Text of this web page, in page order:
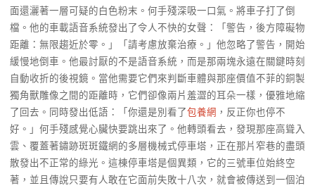
面還灑著一層可疑的白色粉末。何手殘深吸一口氣。將車子打了倒
檔。他的車載語音系統發出了令人不快的女聲：「警告，後方障礙物
距離：無限趨近於零。」「請考慮放棄治療。」他忽略了警告，開始
緩慢地倒車。他最討厭的不是語音系統，而是那兩塊永遠在關鍵時刻
自動收折的後視鏡。當他需要它們來判斷車體與那座價值不菲的銅製
獨角獸雕像之間的距離時，它們卻像兩片羞澀的耳朵一樣，優雅地縮
了回去。同時發出低語：「你還是別看了包養網 ，反正你也停不
好。」何手殘感覺心臟快要跳出來了。他轉頭看去，發現那座高聳入
雲、覆蓋著鏽跡斑斑鐵網的多層機械式停車塔，正在那片窄巷的盡頭
散發出不正常的綠光。這棟停車塔是個異類，它的三號車位始終空
著，並且傳說只要有人敢在它面前失敗十八次，就會被傳送到一個泊